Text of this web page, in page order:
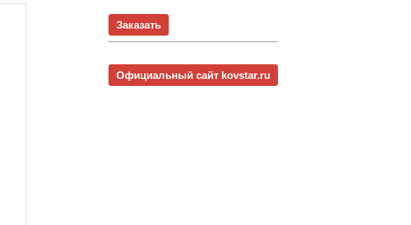
Заказать
Официальный сайт kovstar.ru